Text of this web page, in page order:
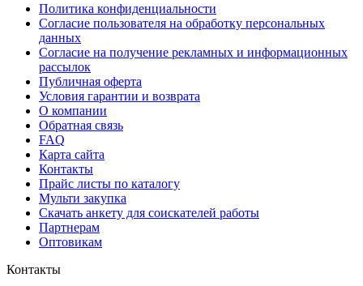
Политика конфиденциальности
Согласие пользователя на обработку персональных
данных
Согласие на получение рекламных и информационных
рассылок
Публичная оферта
Условия гарантии и возврата
О компании
Обратная связь
FAQ
Карта сайта
Контакты
Прайс листы по каталогу
Мульти закупка
Скачать анкету для соискателей работы
Партнерам
Оптовикам
Контакты